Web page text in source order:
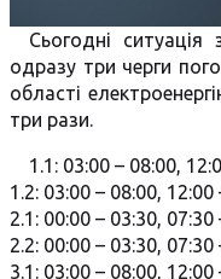
Сьогодні
одразу три черги
області
три рази.
1.1: 03:00 – 08:00,
1.2: 03:00 – 08:00,
2.1: 00:00 – 03:30,
2.2: 00:00 – 03:30,
3.1: 03:00 – 08:00,